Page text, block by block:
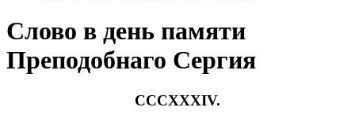
Слово в день памяти
Преподобнаго Сергия
CCCXXXIV.